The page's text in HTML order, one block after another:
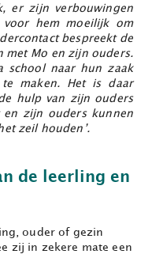
er zijn verbouwingen
hem moeilijk om
bespreekt de
met Mo en zijn ouders.
school naar hun zaak
maken. Het is daar
hulp van zijn ouders
zijn ouders kunnen
zeil houden’.
de leerling en
ouder of gezin
zij in zekere mate een